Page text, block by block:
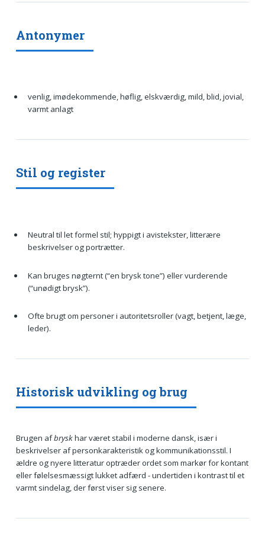
Antonymer
venlig, imødekommende, høflig, elskværdig, mild, blid, jovial,
varmt anlagt
Stil og register
Neutral til let formel stil; hyppigt i avistekster, litterære
beskrivelser og portrætter.
Kan bruges nøgternt (“en brysk tone”) eller vurderende
(“unødigt brysk”).
Ofte brugt om personer i autoritetsroller (vagt, betjent, læge,
leder).
Historisk udvikling og brug
Brugen afbryskhar været stabil i moderne dansk, især i
beskrivelser af personkarakteristik og kommunikationsstil. I
ældre og nyere litteratur optræder ordet som markør for kontant
eller følelsesmæssigt lukket adfærd - undertiden i kontrast til et
varmt sindelag, der først viser sig senere.